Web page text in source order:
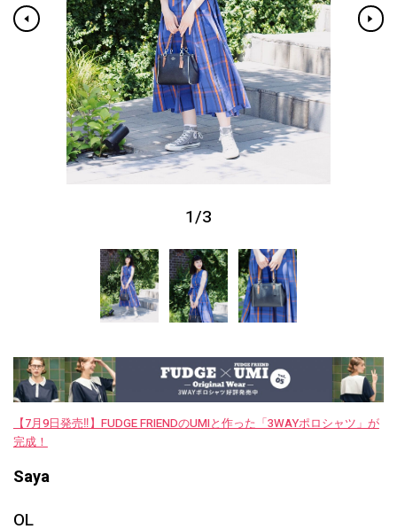
1/3
【7月9日発売‼︎】FUDGE FRIENDのUMIと作った「3WAYポロシャツ」が
完成！
Saya
OL